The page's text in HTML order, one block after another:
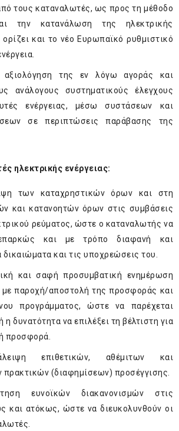
τους καταναλωτές, ως προς τη μέθοδο
την κατανάλωση της ηλεκτρικής
και το νέο Ευρωπαϊκό ρυθμιστικό
αξιολόγηση της εν λόγω αγοράς και
ανάλογους συστηματικούς έλεγχους
ενέργειας, μέσω συστάσεων και
σε περιπτώσεις παράβασης της
ηλεκτρικής ενέργειας:
των καταχρηστικών όρων και στη
και κατανοητών όρων στις συμβάσεις
ρεύματος, ώστε ο καταναλωτής να
επαρκώς και με τρόπο διαφανή και
δικαιώματα και τις υποχρεώσεις του.
και σαφή προσυμβατική ενημέρωση
παροχή/αποστολή της προσφοράς και
προγράμματος, ώστε να παρέχεται
δυνατότητα να επιλέξει τη βέλτιστη για
προσφορά.
επιθετικών, αθέμιτων και
πρακτικών (διαφημίσεων) προσέγγισης.
ευνοϊκών διακανονισμών στις
και ατόκως, ώστε να διευκολυνθούν οι